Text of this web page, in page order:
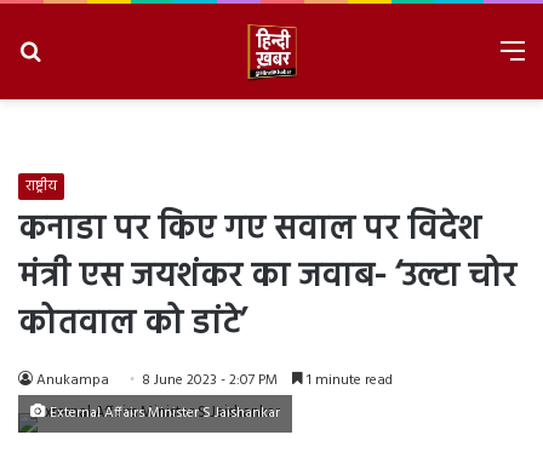
राष्ट्रीय
कनाडा पर किए गए सवाल पर विदेश
मंत्री एस जयशंकर का जवाब- ‘उल्टा चोर
कोतवाल को डांटे’
Anukampa 8 June 2023 - 2:07 PM 1 minute read
External Affairs Minister S Jaishankar